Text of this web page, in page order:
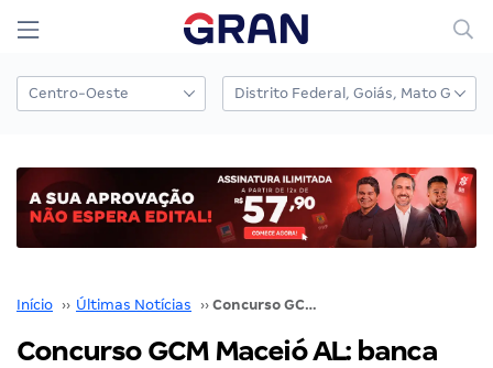
Início ›› Últimas Notícias ›› Concurso GCM Maceió AL: banca contratada; edital iminente
Concurso GCM Maceió AL: banca